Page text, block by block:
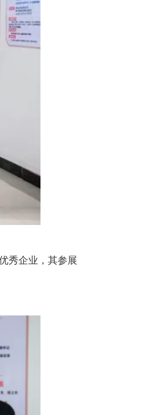
秀企业，其参展